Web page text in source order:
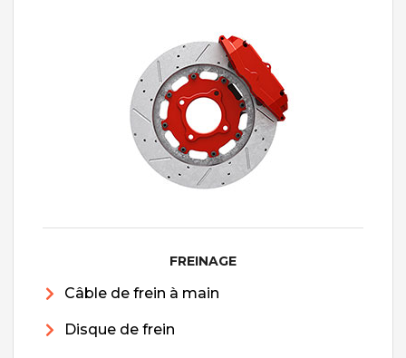
FREINAGE
Câble de frein à main
Disque de frein